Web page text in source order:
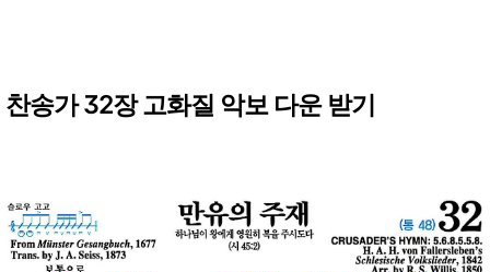
찬송가 32장 고화질 악보 다운 받기